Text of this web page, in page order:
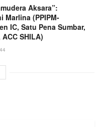
Aksara”:
Marlina (PPIPM-
IC, Satu Pena Sumbar,
SHILA)